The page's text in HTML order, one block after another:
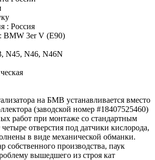
: Россия
BMW 3er V (E90)
N45, N46, N46N
на БМВ устанавливается вместо
(заводской номер #18407525460)
работ при монтаже со стандартным
отверстия под датчики кислорода,
в виде механической обманки.
собственного производства, паук
вышедшего из строя кат